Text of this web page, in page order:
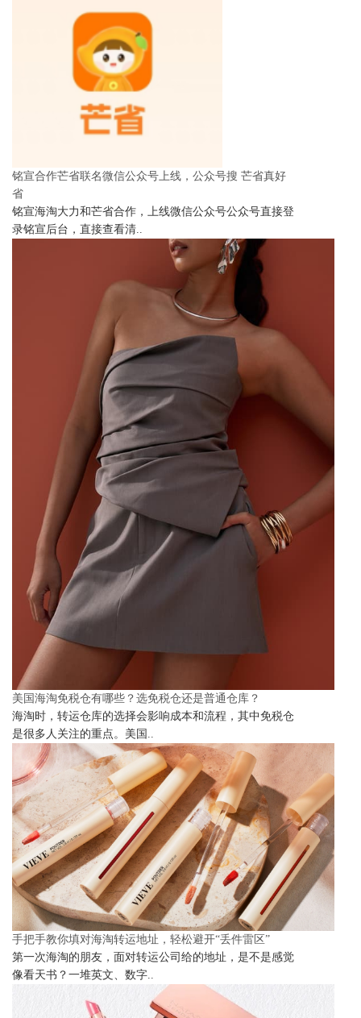
铭宣合作芒省联名微信公众号上线，公众号搜 芒省真好
省
铭宣海淘大力和芒省合作，上线微信公众号公众号直接登
录铭宣后台，直接查看清..
美国海淘免税仓有哪些？选免税仓还是普通仓库？
海淘时，转运仓库的选择会影响成本和流程，其中免税仓
是很多人关注的重点。美国..
手把手教你填对海淘转运地址，轻松避开“丢件雷区”
第一次海淘的朋友，面对转运公司给的地址，是不是感觉
像看天书？一堆英文、数字..